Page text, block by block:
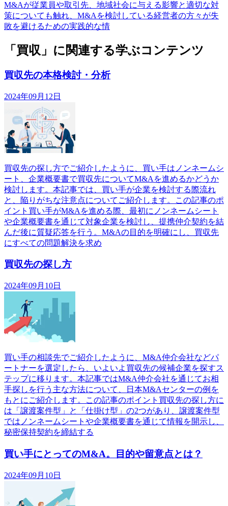
M&Aが従業員や取引先、地域社会に与える影響と適切な対
策についても触れ、M&Aを検討している経営者の方々が失
敗を避けるための実践的な情
「買収」に関連する学ぶコンテンツ
買収先の本格検討・分析
2024年09月12日
買収先の探し方でご紹介したように、買い手はノンネームシ
ート、企業概要書で買収先についてM&Aを進めるかどうか
検討します。本記事では、買い手が企業を検討する際流れ
と、陥りがちな注意点についてご紹介します。この記事のポ
イント買い手がM&Aを進める際、最初にノンネームシート
や企業概要書を通じて対象企業を検討し、提携仲介契約を結
んだ後に質疑応答を行う。M&Aの目的を明確にし、買収先
にすべての問題解決を求め
買収先の探し方
2024年09月10日
買い手の相談先でご紹介したように、M&A仲介会社などパ
ートナーを選定したら、いよいよ買収先の候補企業を探すス
テップに移ります。本記事ではM&A仲介会社を通じてお相
手探しを行う主な方法について、日本M&Aセンターの例を
もとにご紹介します。この記事のポイント買収先の探し方に
は「譲渡案件型」と「仕掛け型」の2つがあり、譲渡案件型
ではノンネームシートや企業概要書を通じて情報を開示し、
秘密保持契約を締結する
買い手にとってのM&A。目的や留意点とは？
2024年09月10日